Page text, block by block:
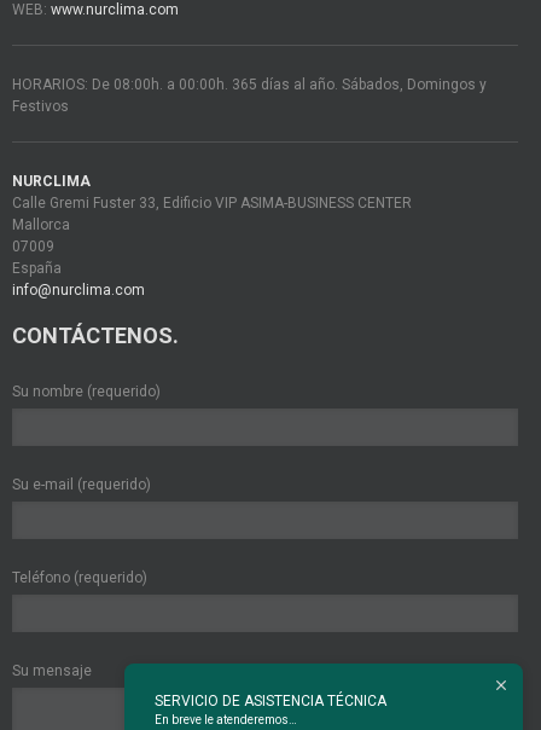
WEB: www.nurclima.com
HORARIOS: De 08:00h. a 00:00h. 365 días al año. Sábados, Domingos y
Festivos
NURCLIMA
Calle Gremi Fuster 33, Edificio VIP ASIMA-BUSINESS CENTER
Mallorca
07009
España
info@nurclima.com
CONTÁCTENOS.
Su nombre (requerido)
Su e-mail (requerido)
Teléfono (requerido)
Su mensaje
SERVICIO DE ASISTENCIA TÉCNICA
En breve le atenderemos…